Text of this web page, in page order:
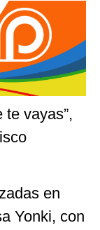
te vayas”,
en
Yonki, con